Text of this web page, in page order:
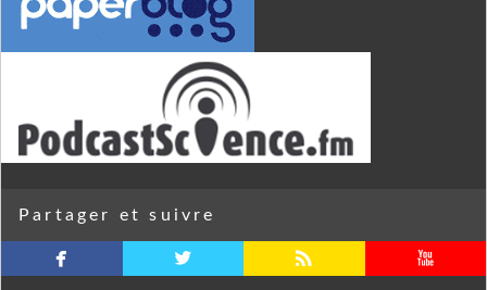
Partager et suivre
facebook twitterbird rss youtube